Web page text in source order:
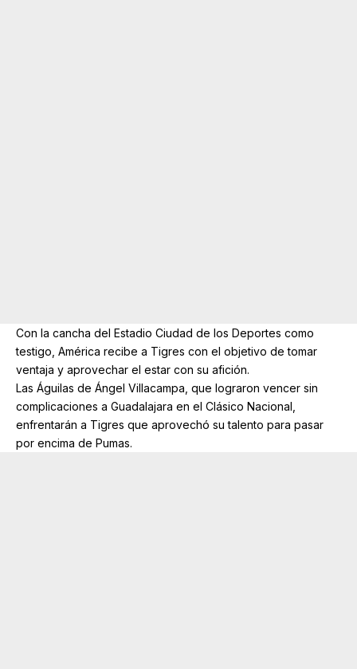
Con la cancha del Estadio Ciudad de los Deportes como
testigo, América recibe a Tigres con el objetivo de tomar
ventaja y aprovechar el estar con su afición.
Las Águilas de Ángel Villacampa, que lograron vencer sin
complicaciones a Guadalajara en el Clásico Nacional,
enfrentarán a Tigres que aprovechó su talento para pasar
por encima de Pumas.